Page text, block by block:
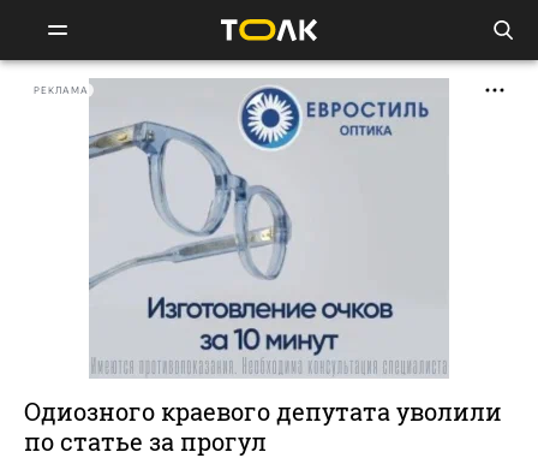
РЕКЛАМА
Одиозного краевого депутата уволили
по статье за прогул